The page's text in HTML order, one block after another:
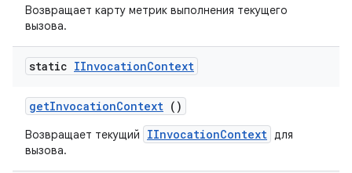
Возвращает карту метрик выполнения текущего
вызова.
static IInvocationContext
getInvocationContext ()
Возвращает текущий IInvocationContext для
вызова.